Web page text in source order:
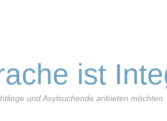
ist
und Asylsuchende anbieten möchten.